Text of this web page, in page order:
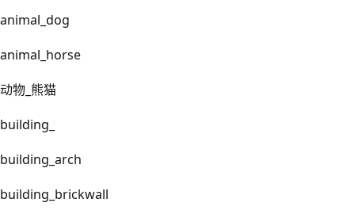
animal_dog
animal_horse
动物_熊猫
building_
building_arch
building_brickwall